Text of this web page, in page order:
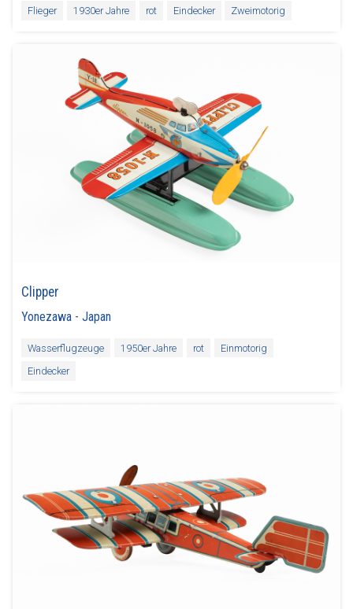
Flieger 1930er Jahre rot Eindecker Zweimotorig
Clipper
Yonezawa -Japan
Wasserflugzeuge 1950er Jahre rot
Einmotorig
Eindecker